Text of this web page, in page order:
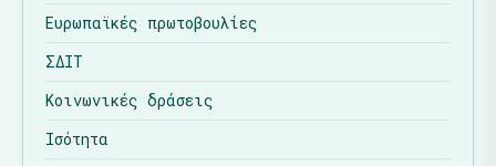
Ευρωπαϊκές πρωτοβουλίες
ΣΔΙΤ
Κοινωνικές δράσεις
Ισότητα